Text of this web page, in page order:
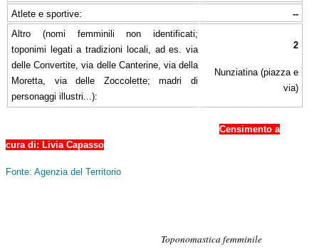
Atlete e sportive:
--
Altro (nomi femminili non identificati;
toponimi legati a tradizioni locali, ad es. via
delle Convertite, via delle Canterine, via della
Moretta, via delle Zoccolette; madri di
personaggi illustri...):
2
Nunziatina (piazza e
via)
Censimento a
cura di: Livia Capasso
Fonte: Agenzia del Territorio
Toponomastica femminile